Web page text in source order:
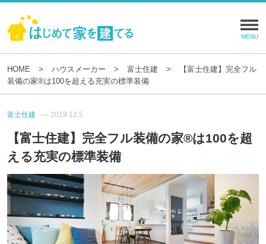
HOME ハウスメーカー 富士住建
【富士住建】完全フル
装備の家®は100を超える充実の標準装備
富士住建 — 2019.12.5
【富士住建】完全フル装備の家®は100を超
える充実の標準装備